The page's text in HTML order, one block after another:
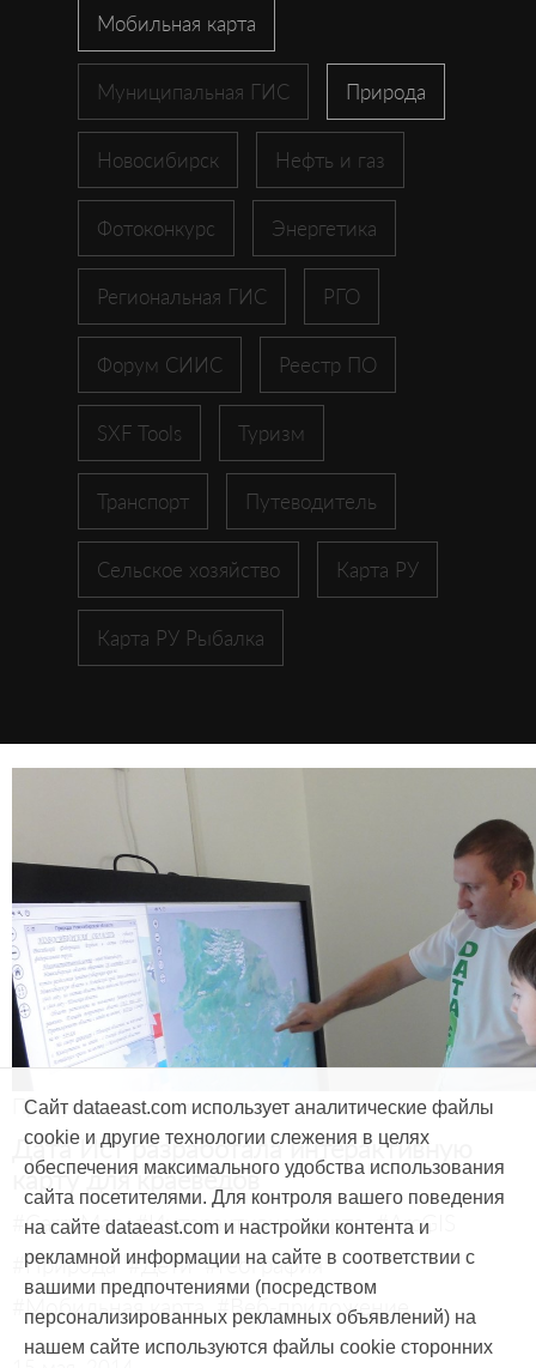
Мобильная карта
Муниципальная ГИС Природа
Новосибирск Нефть и газ
Фотоконкурс Энергетика
Региональная ГИС РГО
Форум СИИС Реестр ПО
SXF Tools Туризм
Транспорт Путеводитель
Сельское хозяйство Карта РУ
Карта РУ Рыбалка
Продукты и услуги
Дата Ист разработала интерактивную
карту для краеведов
#CarryMap #Интерактивная карта #ArcGIS
#Природа #Дети #География
#Мобильная карта #Веб-приложение
Сайт dataeast.com использует аналитические файлы
cookie и другие технологии слежения в целях
обеспечения максимального удобства использования
сайта посетителями. Для контроля вашего поведения
на сайте dataeast.com и настройки контента и
рекламной информации на сайте в соответствии с
вашими предпочтениями (посредством
персонализированных рекламных объявлений) на
нашем сайте используются файлы cookie сторонних